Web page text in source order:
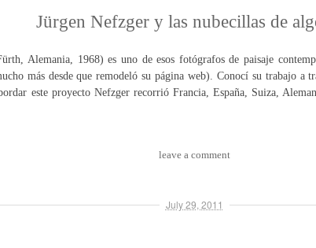
Jürgen Nefzger y las nubecillas de
Alemania, 1968) es uno de esos fotógrafos de paisaje
más desde que remodeló su página web). Conocí su trabajo
este proyecto Nefzger recorrió Francia, España, Suiza,
leave a comment
July 29, 2011